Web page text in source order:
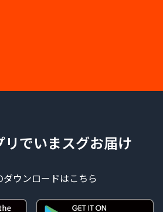
リでいまスグお届け
ダウンロードはこちら